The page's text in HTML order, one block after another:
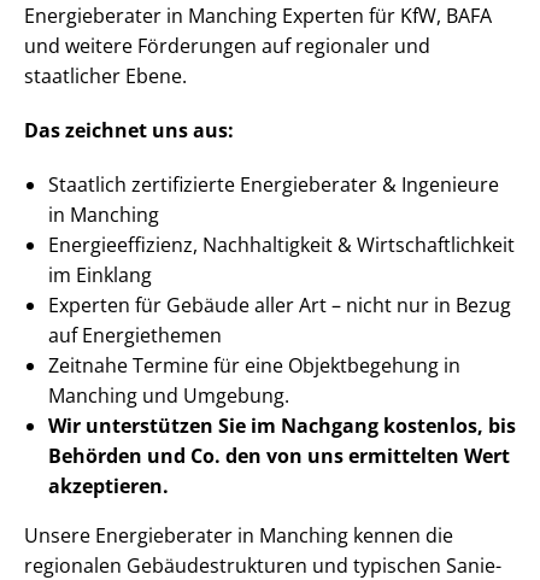
Energieberater in Manching Experten für KfW, BAFA
und weitere Förderungen auf regionaler und
staatlicher Ebene.
Das zeichnet uns aus:
Staatlich zertifizierte Energieberater & Ingenieure
in Manching
En­er­gie­ef­fi­zi­enz, Nachhaltigkeit & Wirt­schaft­lich­keit
im Einklang
Experten für Gebäude aller Art – nicht nur in Bezug
auf Energiethemen
Zeitnahe Termine für eine Objektbegehung in
Manching und Umgebung.
Wir unterstützen Sie im Nachgang kostenlos, bis
Behörden und Co. den von uns ermittelten Wert
akzeptieren.
Unsere Energieberater in Manching kennen die
regionalen Ge­bäu­de­struk­tu­ren und typischen Sa­nie­